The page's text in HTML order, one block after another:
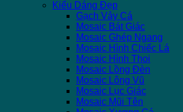
Kiểu Dáng Đẹp
Gạch Vảy Cá
Mosaic Bát Giác
Mosaic Ghép Ngang
Mosaic Hình Chiếc Lá
Mosaic Hình Thoi
Mosaic Lồng Đèn
Mosaic Lông Vũ
Mosaic Lục Giác
Mosaic Mũi Tên